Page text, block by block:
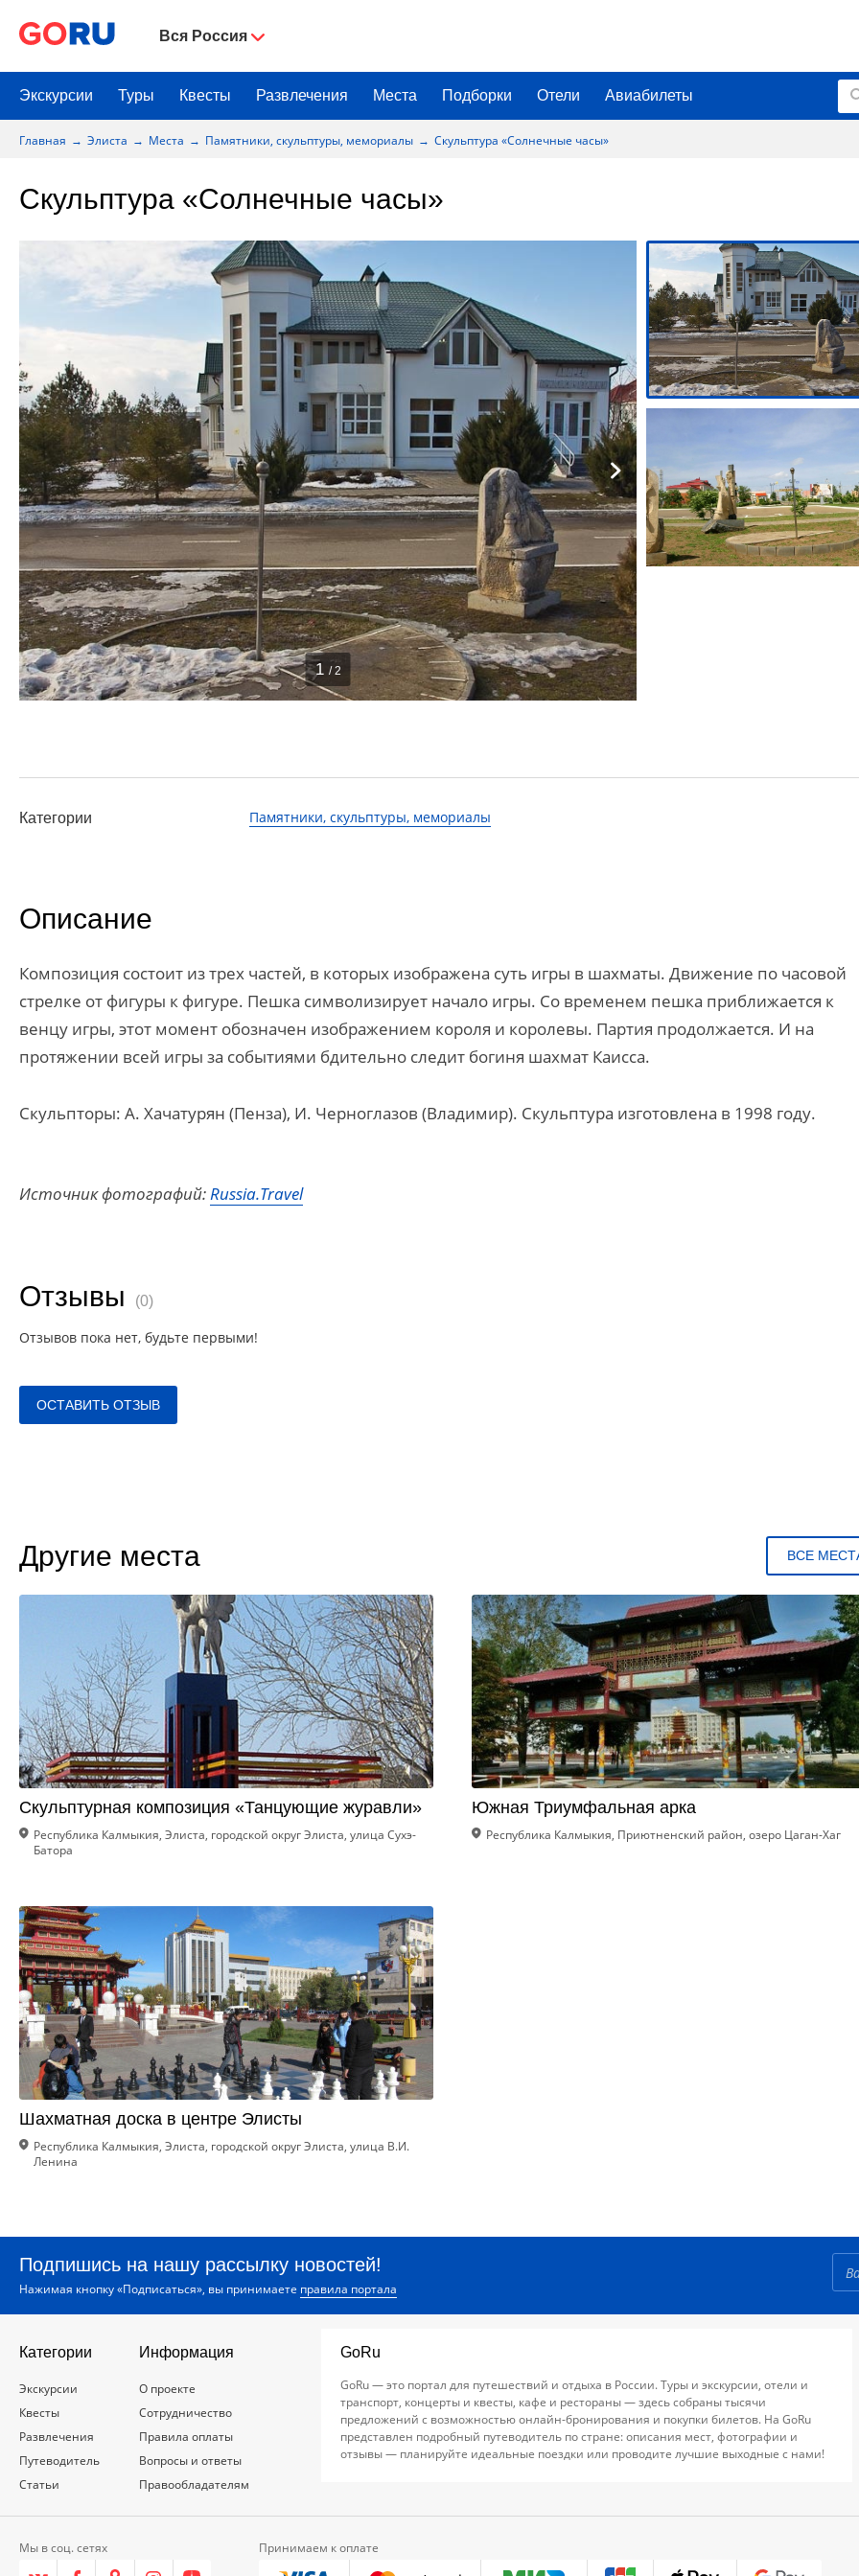
Вся Россия
Экскурсии Туры Квесты Развлечения Места Подборки Отели Авиабилеты
Главная Элиста Места Памятники, скульптуры, мемориалы Скульптура «Солнечные часы»
Скульптура «Солнечные часы»
1 / 2
Категории Памятники, скульптуры, мемориалы
Описание
Композиция состоит из трех частей, в которых изображена суть игры в шахматы. Движение по часовой
стрелке от фигуры к фигуре. Пешка символизирует начало игры. Со временем пешка приближается к
венцу игры, этот момент обозначен изображением короля и королевы. Партия продолжается. И на
протяжении всей игры за событиями бдительно следит богиня шахмат Каисса.
Скульпторы: А. Хачатурян (Пенза), И. Черноглазов (Владимир). Скульптура изготовлена в 1998 году.
Источник фотографий:Russia.Travel
Отзывы (0)
Отзывов пока нет, будьте первыми!
ОСТАВИТЬ ОТЗЫВ
Другие места ВСЕ
Скульптурная композиция «Танцующие журавли»
Республика Калмыкия, Элиста, городской округ Элиста, улица Сухэ-
Батора
Южная Триумфальная арка
Республика Калмыкия, Приютненский район, озеро Цаган-Хаг
Шахматная доска в центре Элисты
Республика Калмыкия, Элиста, городской округ Элиста, улица В.И.
Ленина
Подпишись на нашу рассылку новостей!
Нажимая кнопку «Подписаться», вы принимаете правила портала
Категории
Экскурсии
Квесты
Развлечения
Путеводитель
Статьи
Информация
О проекте
Сотрудничество
Правила оплаты
Вопросы и ответы
Правообладателям
GoRu
GoRu — это портал для путешествий и отдыха в России. Туры и экскурсии, отели и
транспорт, концерты и квесты, кафе и рестораны — здесь собраны тысячи
предложений с возможностью онлайн-бронирования и покупки билетов. На GoRu
представлен подробный путеводитель по стране: описания мест, фотографии и
отзывы — планируйте идеальные поездки или проводите лучшие выходные с нами!
Мы в соц. сетях Принимаем к оплате